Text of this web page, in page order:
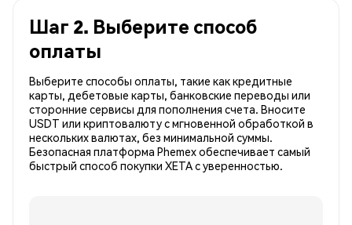
Шаг 2. Выберите способ
оплаты
Выберите способы оплаты, такие как кредитные
карты, дебетовые карты, банковские переводы или
сторонние сервисы для пополнения счета. Вносите
USDT или криптовалюту с мгновенной обработкой в
нескольких валютах, без минимальной суммы.
Безопасная платформа Phemex обеспечивает самый
быстрый способ покупки XETA с уверенностью.